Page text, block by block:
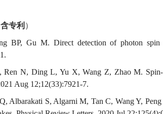
专利 ）
BP, Gu M. Direct detection of photon spin
Ren N, Ding L, Yu X, Wang Z, Zhao M. Spin-
Aug 12;12(33):7921-7.
Albarakati S, Algarni M, Tan C, Wang Y,